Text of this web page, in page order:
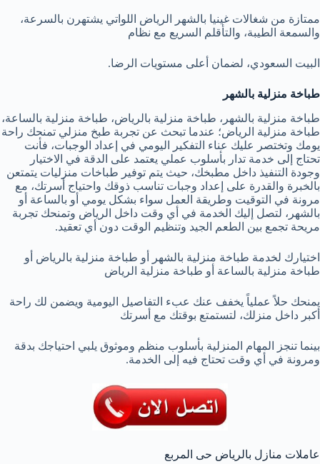
ممتازة من شغالات غينيا بالشهر الرياض اللواتي يشتهرن بالسرعة،
والسمعة الطيبة، والتأقلم السريع مع نظام
البيت السعودي، لضمان أعلى مستويات الرضا.
طباخة منزلية بالشهر
طباخة منزلية بالشهر، طباخة منزلية بالرياض، طباخة منزلية بالساعة،
طباخة منزلية الرياض؛ عندما تبحث عن تجربة طبخ منزلي تمنحك راحة
يومك وتختصر عليك عناء التفكير اليومي في إعداد الوجبات، فأنت
تحتاج إلى خدمة تدار بأسلوب عملي يعتمد على الدقة في الاختيار
وجودة التنفيذ داخل مطبخك، حيث يتم توفير طباخات منزليات يتمتعن
بالخبرة والقدرة على إعداد وجبات تناسب ذوقك واحتياج أسرتك، مع
مرونة في التوقيت وطريقة العمل سواء بشكل يومي أو بالساعة أو
بالشهر، لتصل إليك الخدمة في أي وقت داخل الرياض وتمنحك تجربة
مريحة تجمع بين الطعم الجيد وتنظيم الوقت دون أي تعقيد.
اختيارك لخدمة طباخة منزلية بالشهر أو طباخة منزلية بالرياض أو
طباخة منزلية بالساعة أو طباخة منزلية الرياض
يمنحك حلاً عملياً يخفف عنك عبء التفاصيل اليومية ويضمن لك راحة
أكبر داخل منزلك، لتستمتع بوقتك مع أسرتك
بينما تنجز المهام المنزلية بأسلوب منظم وموثوق يلبي احتياجك بدقة
ومرونة في أي وقت تحتاج فيه إلى الخدمة.
عاملات منازل بالرياض حى المربع